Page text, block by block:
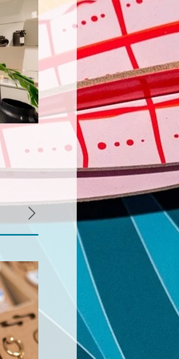
site bekijkt. Ze
opslaan van de